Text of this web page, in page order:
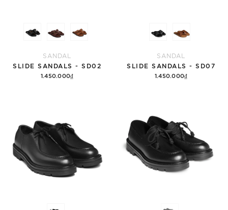
SANDAL
SLIDE SANDALS - SD02
1.450.000₫
SANDAL
SLIDE SANDALS - SD07
1.450.000₫